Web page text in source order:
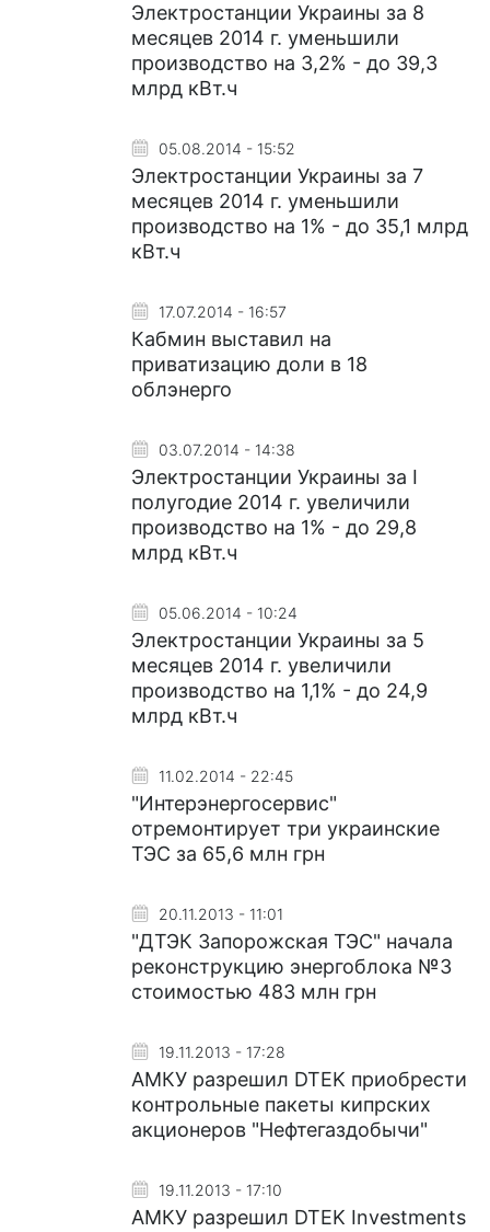
Электростанции Украины за 8
месяцев 2014 г. уменьшили
производство на 3,2% - до 39,3
млрд кВт.ч
05.08.2014 - 15:52
Электростанции Украины за 7
месяцев 2014 г. уменьшили
производство на 1% - до 35,1 млрд
кВт.ч
17.07.2014 - 16:57
Кабмин выставил на
приватизацию доли в 18
облэнерго
03.07.2014 - 14:38
Электростанции Украины за I
полугодие 2014 г. увеличили
производство на 1% - до 29,8
млрд кВт.ч
05.06.2014 - 10:24
Электростанции Украины за 5
месяцев 2014 г. увеличили
производство на 1,1% - до 24,9
млрд кВт.ч
11.02.2014 - 22:45
"Интерэнергосервис"
отремонтирует три украинские
ТЭС за 65,6 млн грн
20.11.2013 - 11:01
"ДТЭК Запорожская ТЭС" начала
реконструкцию энергоблока №3
стоимостью 483 млн грн
19.11.2013 - 17:28
АМКУ разрешил DTEK приобрести
контрольные пакеты кипрских
акционеров "Нефтегаздобычи"
19.11.2013 - 17:10
АМКУ разрешил DTEK Investments